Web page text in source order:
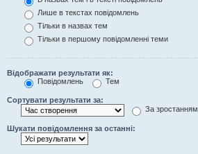
Лише в текстах повідомлень
Тільки в назвах тем
Тільки в першому повідомленні теми
Відображати результати як:
Повідомлень
Тем
Сортувати результати за:
За зростанням
Шукати повідомлення за останні: